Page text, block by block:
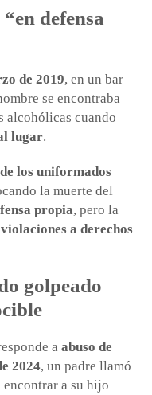
defensa
de 2019, en un bar
se encontraba
alcohólicas cuando
lugar.
los uniformados
la muerte del
propia, pero la
violaciones a derechos
golpeado
aabuso de
2024, un padre llamó
a su hijo